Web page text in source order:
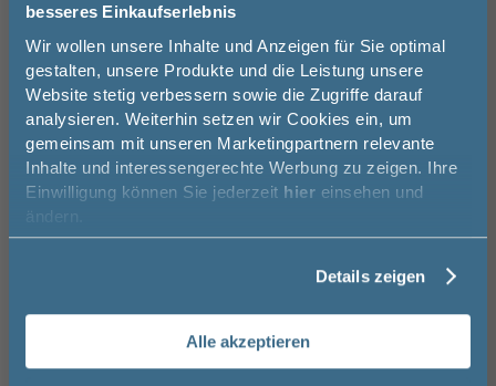
besseres Einkaufserlebnis
Wir wollen unsere Inhalte und Anzeigen für Sie optimal
gestalten, unsere Produkte und die Leistung unsere
Website stetig verbessern sowie die Zugriffe darauf
analysieren. Weiterhin setzen wir Cookies ein, um
gemeinsam mit unseren Marketingpartnern relevante
Inhalte und interessengerechte Werbung zu zeigen. Ihre
Einwilligung können Sie jederzeit hier einsehen und
ändern.
Details zeigen
Alle akzeptieren
Cuneo Eiche Grau -
melaminharzbeschichtete
Front
Betonoptik -
melaminharzbeschichtete
Front
Stahl Dunkel matt -
melaminharzbeschichtete
Front
Betonoptik Kaschmir matt Stahl Dunkel matt
Cuneo Eiche
Weiß hochglanz
Converter 15 Watt
ohne
Bewegungssensor
für die LED-
Beleuchtung am
Waschtisch
54,99 €
265,00 €
Auswahl zurücksetzen
Brauchen Sie Hilfe bei der Konfiguration?
Wir beraten Sie gern.
Unsere Ausstellung besuchen
Jetzt 50 € sparen!
Melde Sie sich hier zu unserem
Newsletter an und sparen Sie
50€* auf Ihre Bestellung!
Email